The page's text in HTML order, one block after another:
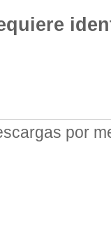
por